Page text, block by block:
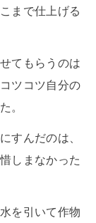
まで仕上げる
てもらうのは
ツコツ自分の
。
すんだのは、
しまなかった
を引いて作物